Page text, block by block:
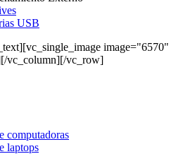
USB
image="6570"
vc_column][/vc_row]
computadoras
laptops